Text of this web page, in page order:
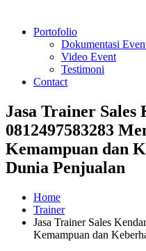
Portofolio
Dokumentasi
Video Event
Testimoni
Contact
Jasa Trainer Sales
0812497583283
Kemampuan dan
Dunia Penjualan
Home
Trainer
Jasa Trainer Sales
Kemampuan dan